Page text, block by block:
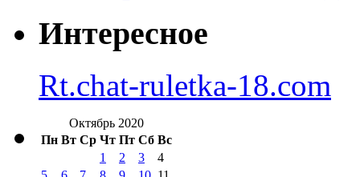
Интересное
Rt.chat-ruletka-18.com
Октябрь 2020
Пн Вт Ср Чт Пт Сб Вс
1 2 3
4